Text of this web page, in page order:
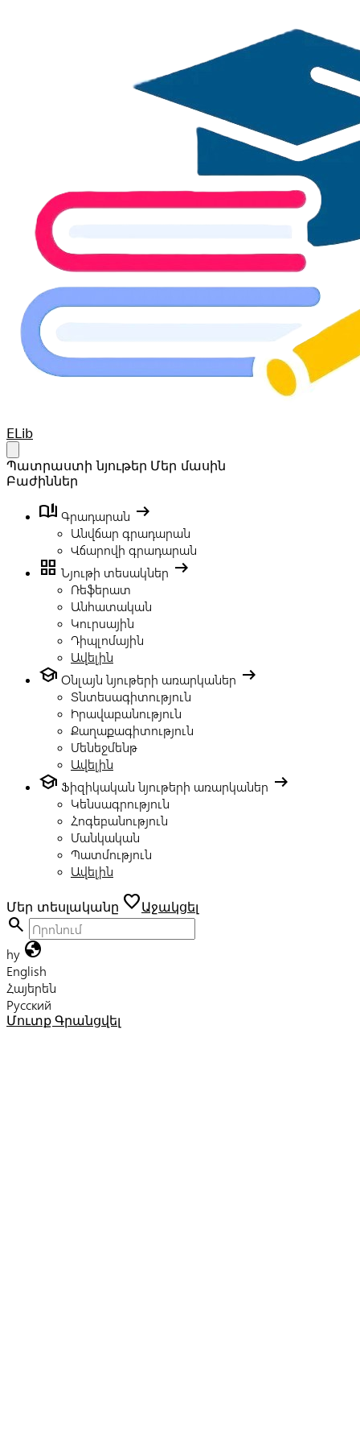
Your Company
ELib
Պատրաստի նյութեր Մեր մասին
Բաժիններ
book_ribbon Գրադարան arrow_right_alt
Անվճար գրադարան
Վճարովի գրադարան
grid_view Նյութի տեսակներ arrow_right_alt
Ռեֆերատ
Անհատական
Կուրսային
Դիպլոմային
Ավելին
school Օնլայն նյութերի առարկաներ arrow_right_alt
Տնտեսագիտություն
Իրավաբանություն
Քաղաքագիտություն
Մենեջմենթ
Ավելին
school Ֆիզիկական նյութերի առարկաներ arrow_right_alt
Կենսագրություն
Հոգեբանություն
Մանկական
Պատմություն
Ավելին
Մեր տեսլականը favoriteԱջակցել
search
hy globe
English
Հայերեն
Русский
Մուտք Գրանցվել